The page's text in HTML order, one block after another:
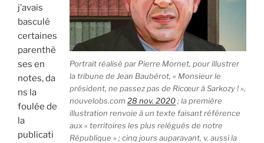
Portrait réalisé par Pierre Mornet, pour illustrer
la tribune de Jean Baubérot, « Monsieur le
président, ne passez pas de Ricœur à Sarkozy ! »,
nouvelobs.com 28 nov. 2020; la première
illustration renvoie à un texte faisant référence
aux « territoires les plus relégués de notre
République » ; cinq jours auparavant, v. aussi la
j’avais
basculé
certaines
parenthè
ses en
notes, da
ns la
foulée de
la
publicati